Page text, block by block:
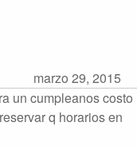
marzo 29, 2015
un cumpleanos costo
q horarios en